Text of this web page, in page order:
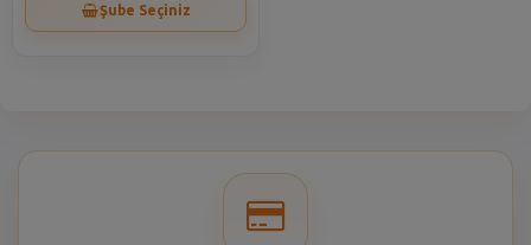
Şube Seçiniz